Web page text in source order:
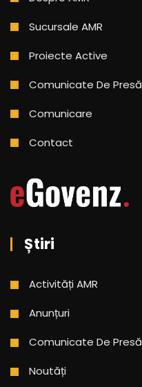
Sucursale AMR
Proiecte Active
Comunicate De Presă
Comunicare
Contact
Știri
Activități AMR
Anunțuri
Comunicate De Presă
Noutăți